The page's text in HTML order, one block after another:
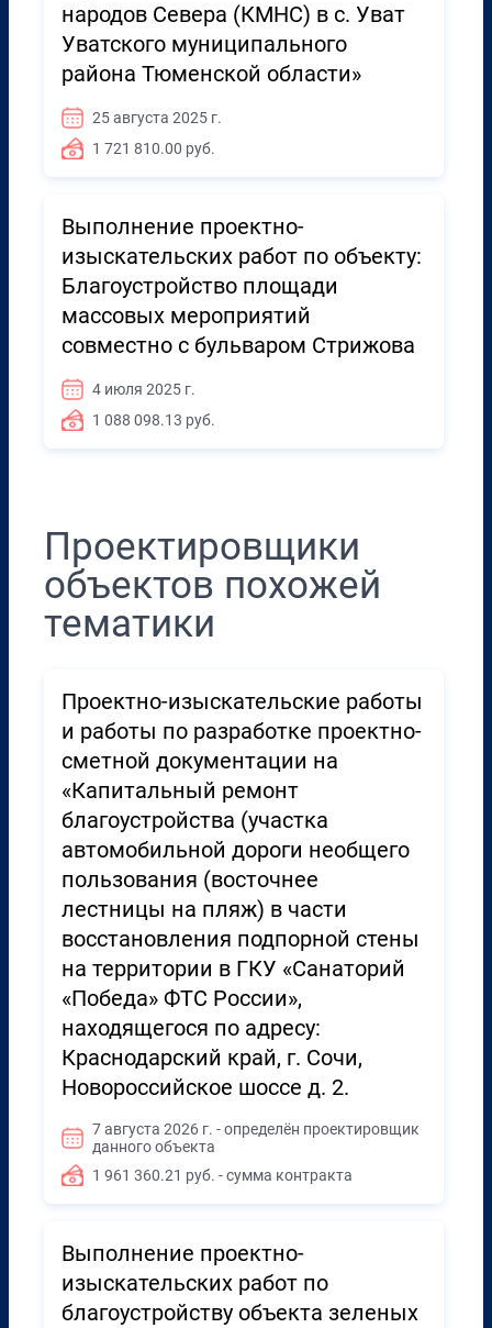
народов Севера (КМНС) в с. Уват
Уватского муниципального
района Тюменской области»
25 августа 2025 г.
1 721 810.00 руб.
Выполнение проектно-
изыскательских работ по объекту:
Благоустройство площади
массовых мероприятий
совместно с бульваром Стрижова
4 июля 2025 г.
1 088 098.13 руб.
Проектировщики
объектов похожей
тематики
Проектно-изыскательские работы
и работы по разработке проектно-
сметной документации на
«Капитальный ремонт
благоустройства (участка
автомобильной дороги необщего
пользования (восточнее
лестницы на пляж) в части
восстановления подпорной стены
на территории в ГКУ «Санаторий
«Победа» ФТС России»,
находящегося по адресу:
Краснодарский край, г. Сочи,
Новороссийское шоссе д. 2.
7 августа 2026 г. - определён проектировщик
данного объекта
1 961 360.21 руб. - сумма контракта
Выполнение проектно-
изыскательских работ по
благоустройству объекта зеленых